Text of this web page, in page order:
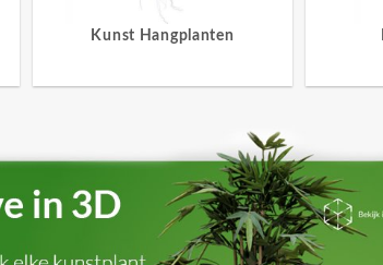
Kunst Hangplanten